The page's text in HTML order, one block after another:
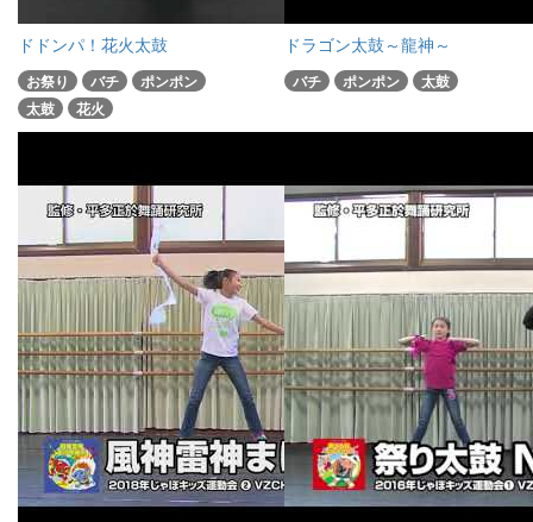
ドドンパ！花火太鼓
お祭り バチ
ポンポン
太鼓
花火
ドラゴン太鼓～龍神～
バチ ポンポン 太鼓